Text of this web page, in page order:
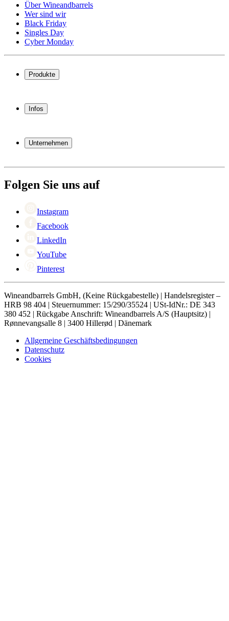
Über Wineandbarrels
Wer sind wir
Black Friday
Singles Day
Cyber Monday
Produkte
Weinregal
Weinmöbel
Infos
Garantie
Bezahlung
Rückgabe
Unternehmen
Black Friday
Singles Day
Folgen Sie uns auf
Instagram
Facebook
LinkedIn
YouTube
Pinterest
Wineandbarrels GmbH, (Keine Rückgabestelle) | Handelsregister –
HRB 98 404 | Steuernummer: 15/290/35524 | USt-IdNr.: DE 343
380 452 | Rückgabe Anschrift: Wineandbarrels A/S (Hauptsitz) |
Rønnevangsalle 8 | 3400 Hillerød | Dänemark
Allgemeine Geschäftsbedingungen
Datenschutz
Cookies